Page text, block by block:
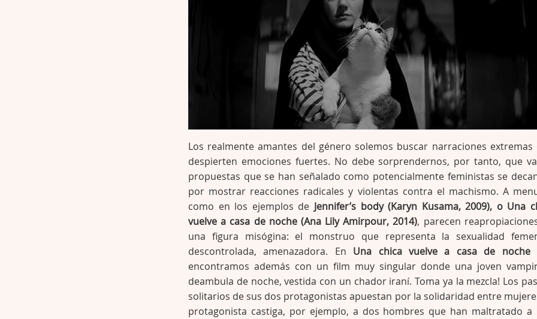
Los realmente amantes del género solemos buscar narraciones extremas
despierten emociones fuertes. No debe sorprendernos, por tanto, que
propuestas que se han señalado como potencialmente feministas se
por mostrar reacciones radicales y violentas contra el machismo. A
como en los ejemplos de Jennifer’s body (Karyn Kusama, 2009), o Una
vuelve a casa de noche (Ana Lily Amirpour, 2014), parecen
una figura misógina: el monstruo que representa la sexualidad
descontrolada, amenazadora. En Una chica vuelve a casa de noche
encontramos además con un film muy singular donde una joven
deambula de noche, vestida con un chador iraní. Toma ya la mezcla! Los
solitarios de sus dos protagonistas apuestan por la solidaridad entre
protagonista castiga, por ejemplo, a dos hombres que han maltratado a